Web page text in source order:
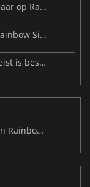
Een R6 Extraction evenement is beschikbaar op Rainbow Six Siege
Apocalypse is een nieuw evenement in Rainbow Six Siege
Rainbow Six Siege: Operation Crimson Heist is beschikbaar
Ubisoft kampt met groot beveiligingslek in Rainbow Six Siege